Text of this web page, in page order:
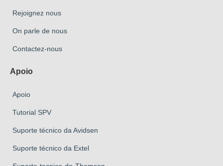
Rejoignez nous
On parle de nous
Contactez-nous
Apoio
Apoio
Tutorial SPV
Suporte técnico da Avidsen
Suporte técnico da Extel